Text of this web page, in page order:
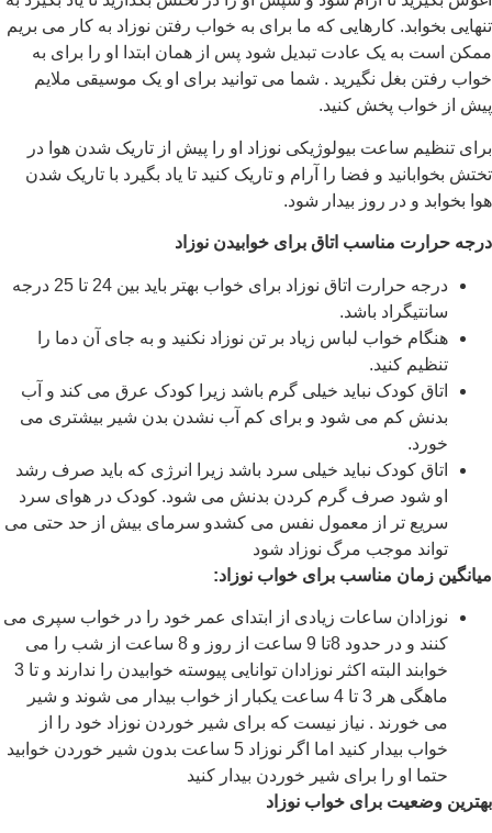
تنهایی بخوابد. کارهایی که ما برای به خواب رفتن نوزاد به کار می بریم
ممکن است به یک عادت تبدیل شود پس از همان ابتدا او را برای به
خواب رفتن بغل نگیرید . شما می توانید برای او یک موسیقی ملایم
پیش از خواب پخش کنید.
برای تنظیم ساعت بیولوژیکی نوزاد او را پیش از تاریک شدن هوا در
تختش بخوابانید و فضا را آرام و تاریک کنید تا یاد بگیرد با تاریک شدن
هوا بخوابد و در روز بیدار شود.
درجه حرارت مناسب اتاق برای خوابیدن نوزاد
درجه حرارت اتاق نوزاد برای خواب بهتر باید بین 24 تا 25 درجه
سانتیگراد باشد.
هنگام خواب لباس زیاد بر تن نوزاد نکنید و به جای آن دما را
تنظیم کنید.
اتاق کودک نباید خیلی گرم باشد زیرا کودک عرق می کند و آب
بدنش کم می شود و برای کم آب نشدن بدن شیر بیشتری می
خورد.
اتاق کودک نباید خیلی سرد باشد زیرا انرژی که باید صرف رشد
او شود صرف گرم کردن بدنش می شود. کودک در هوای سرد
سریع تر از معمول نفس می کشدو سرمای بیش از حد حتی می
تواند موجب مرگ نوزاد شود
میانگین زمان مناسب برای خواب نوزاد:
نوزادان ساعات زیادی از ابتدای عمر خود را در خواب سپری می
کنند و در حدود 8تا 9 ساعت از روز و 8 ساعت از شب را می
خوابند البته اکثر نوزادان توانایی پیوسته خوابیدن را ندارند و تا 3
ماهگی هر 3 تا 4 ساعت یکبار از خواب بیدار می شوند و شیر
می خورند . نیاز نیست که برای شیر خوردن نوزاد خود را از
خواب بیدار کنید اما اگر نوزاد 5 ساعت بدون شیر خوردن خوابید
حتما او را برای شیر خوردن بیدار کنید
بهترین وضعیت برای خواب نوزاد